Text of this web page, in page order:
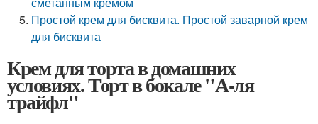
Простой крем для бисквита. Простой заварной крем
для бисквита
Крем для торта в домашних
условиях. Торт в бокале "А-ля
трайфл"